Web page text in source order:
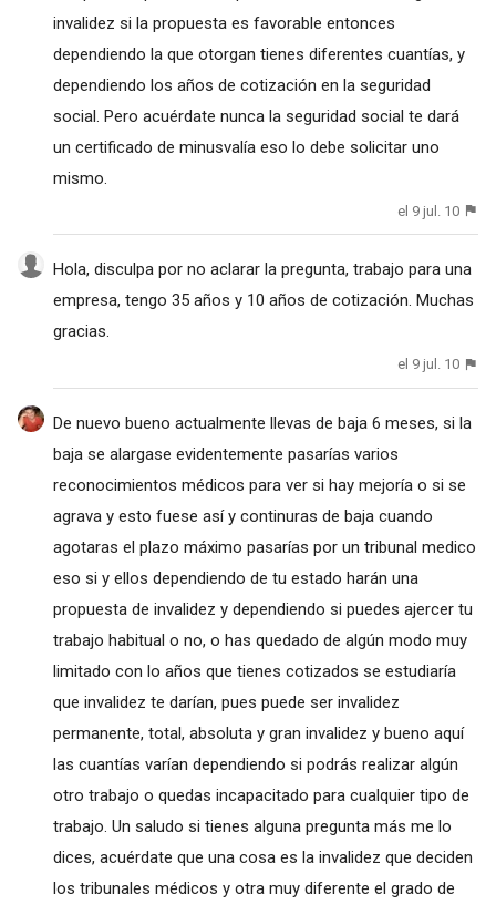
invalidez si la propuesta es favorable entonces
dependiendo la que otorgan tienes diferentes cuantías, y
dependiendo los años de cotización en la seguridad
social. Pero acuérdate nunca la seguridad social te dará
un certificado de minusvalía eso lo debe solicitar uno
mismo.
el 9 jul. 10
Hola, disculpa por no aclarar la pregunta, trabajo para una
empresa, tengo 35 años y 10 años de cotización. Muchas
gracias.
el 9 jul. 10
De nuevo bueno actualmente llevas de baja 6 meses, si la
baja se alargase evidentemente pasarías varios
reconocimientos médicos para ver si hay mejoría o si se
agrava y esto fuese así y continuras de baja cuando
agotaras el plazo máximo pasarías por un tribunal medico
eso si y ellos dependiendo de tu estado harán una
propuesta de invalidez y dependiendo si puedes ajercer tu
trabajo habitual o no, o has quedado de algún modo muy
limitado con lo años que tienes cotizados se estudiaría
que invalidez te darían, pues puede ser invalidez
permanente, total, absoluta y gran invalidez y bueno aquí
las cuantías varían dependiendo si podrás realizar algún
otro trabajo o quedas incapacitado para cualquier tipo de
trabajo. Un saludo si tienes alguna pregunta más me lo
dices, acuérdate que una cosa es la invalidez que deciden
los tribunales médicos y otra muy diferente el grado de